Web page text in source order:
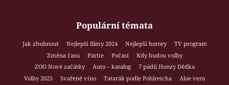
Populární témata
Jak zhubnout Nejlepší filmy 2024 Nejlepší horory
TV program
Změna času
Partie Počasí
Kdy budou volby
ZOO Nové začátky
Auto – katalog
7 pádů Honzy Dědka
Volby 2025
Svařené víno Tatarák podle Pohlreicha
Aloe vera